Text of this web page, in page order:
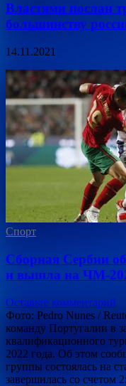
Властями послан
большинству
14.11.2021
Спорт
Сборная Сербии
и вышла на ЧМ-
Оставьте комментарий
Фото: Pedro Nunes /
команду Португалии в
квалификационного
2022 года. Об этом
группы состоялась на
завершилась со счетом